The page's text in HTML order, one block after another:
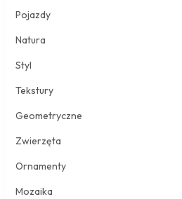
Pojazdy
Natura
Styl
Tekstury
Geometryczne
Zwierzęta
Ornamenty
Mozaika